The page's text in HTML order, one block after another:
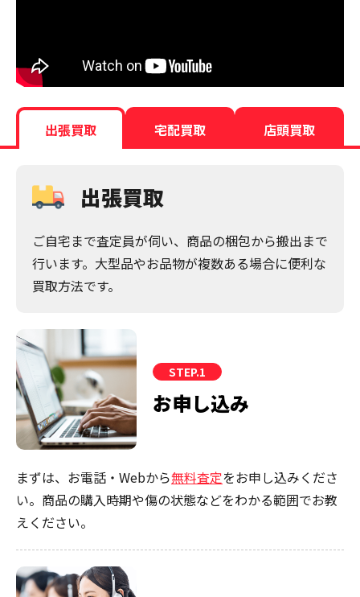
出張買取 宅配買取 店頭買取
出張買取
ご自宅まで査定員が伺い、商品の梱包から搬出まで
行います。大型品やお品物が複数ある場合に便利な
買取方法です。
STEP.1
お申し込み
まずは、お電話・Webから無料査定をお申し込みくださ
い。商品の購入時期や傷の状態などをわかる範囲でお教
えください。